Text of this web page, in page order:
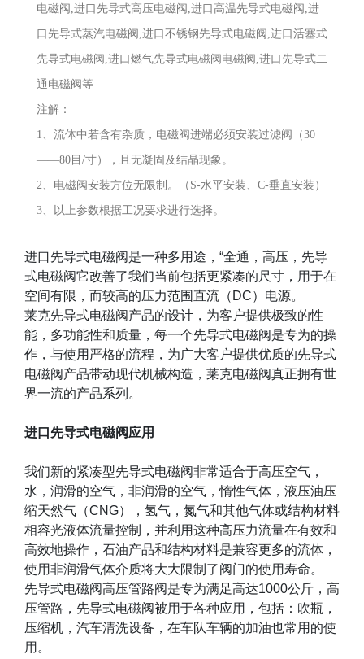
电磁阀,进口先导式高压电磁阀,进口高温先导式电磁阀,进
口先导式蒸汽电磁阀,进口不锈钢先导式电磁阀,进口活塞式
先导式电磁阀,进口燃气先导式电磁阀电磁阀,进口先导式二
通电磁阀等
注解：
1、流体中若含有杂质，电磁阀进端必须安装过滤阀（30
——80目/寸），且无凝固及结晶现象。
2、电磁阀安装方位无限制。（S-水平安装、C-垂直安装）
3、以上参数根据工况要求进行选择。
进口先导式电磁阀是一种多用途， “全通，高压，先导
式电磁阀它改善了我们当前包括更紧凑的尺寸，用于在
空间有限，而较高的压力范围直流（ DC）电源。
莱克先导式电磁阀产品的设计，为客户提供极致的性
能，多功能性和质量，每一个先导式电磁阀是专为的操
作，与使用严格的流程，为广大客户提供优质的先导式
电磁阀产品带动现代机械构造，莱克电磁阀真正拥有世
界一流的产品系列。
进口先导式电磁阀应用
我们新的紧凑型先导式电磁阀非常适合于高压空气，
水，润滑的空气，非润滑的空气，惰性气体，液压油压
缩天然气（CNG），氢气，氮气和其他气体或结构材料
相容光液体流量控制，并利用这种高压力流量在有效和
高效地操作，石油产品和结构材料是兼容更多的流体，
使用非润滑气体介质将大大限制了阀门的使用寿命。
先导式电磁阀高压管路阀是专为满足高达1000公斤，高
压管路，先导式电磁阀被用于各种应用，包括：吹瓶，
压缩机，汽车清洗设备，在车队车辆的加油也常用的使
用。